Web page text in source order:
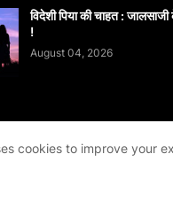
विदेशी पिया की चाहत :
!
August 04, 2026
About contact-us
cookies to improve your